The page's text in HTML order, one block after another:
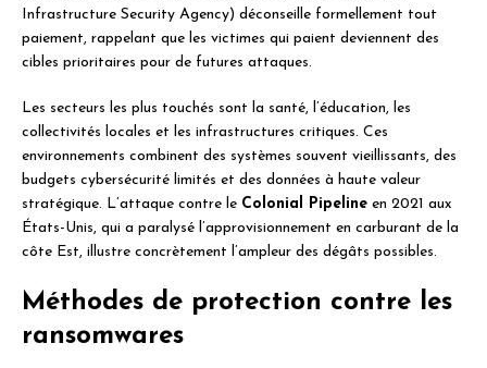
Infrastructure Security Agency) déconseille formellement tout
paiement, rappelant que les victimes qui paient deviennent des
cibles prioritaires pour de futures attaques.
Les secteurs les plus touchés sont la santé, l’éducation, les
collectivités locales et les infrastructures critiques. Ces
environnements combinent des systèmes souvent vieillissants, des
budgets cybersécurité limités et des données à haute valeur
stratégique. L’attaque contre le Colonial Pipeline en 2021 aux
États-Unis, qui a paralysé l’approvisionnement en carburant de la
côte Est, illustre concrètement l’ampleur des dégâts possibles.
Méthodes de protection contre les
ransomwares